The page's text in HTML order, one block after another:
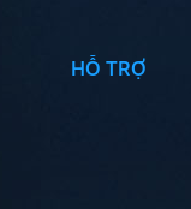
HỖ TRỢ